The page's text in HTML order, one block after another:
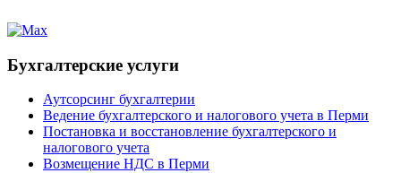
Бухгалтерские услуги
Аутсорсинг бухгалтерии
Ведение бухгалтерского и налогового учета в Перми
Постановка и восстановление бухгалтерского и
налогового учета
Возмещение НДС в Перми